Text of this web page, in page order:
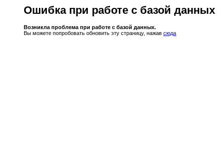
Ошибка при работе с базой данных
Возникла проблема при работе с базой данных.
Вы можете попробовать обновить эту страницу, нажав сюда